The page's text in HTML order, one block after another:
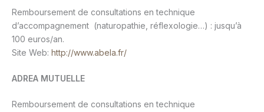
Remboursement de consultations en technique
d’accompagnement (naturopathie, réflexologie…) : jusqu’à
100 euros/an.
Site Web: http://www.abela.fr/
ADREA MUTUELLE
Remboursement de consultations en technique